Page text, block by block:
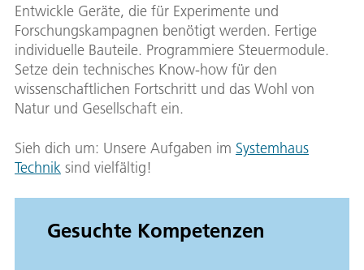
Entwickle Geräte, die für Experimente und
Forschungskampagnen benötigt werden. Fertige
individuelle Bauteile. Programmiere Steuermodule.
Setze dein technisches Know-how für den
wissenschaftlichen Fortschritt und das Wohl von
Natur und Gesellschaft ein.
Sieh dich um: Unsere Aufgaben im Systemhaus
Technik sind vielfältig!
Gesuchte Kompetenzen